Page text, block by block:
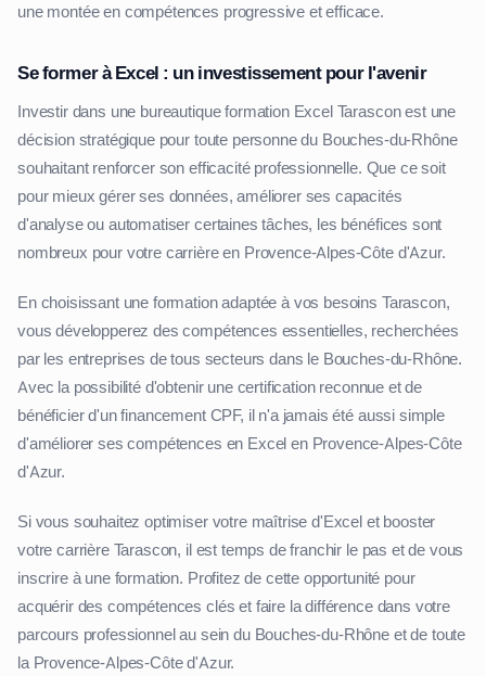
une montée en compétences progressive et efficace.
Se former à Excel : un investissement pour l'avenir
Investir dans une bureautique formation Excel Tarascon est une
décision stratégique pour toute personne du Bouches-du-Rhône
souhaitant renforcer son efficacité professionnelle. Que ce soit
pour mieux gérer ses données, améliorer ses capacités
d'analyse ou automatiser certaines tâches, les bénéfices sont
nombreux pour votre carrière en Provence-Alpes-Côte d'Azur.
En choisissant une formation adaptée à vos besoins Tarascon,
vous développerez des compétences essentielles, recherchées
par les entreprises de tous secteurs dans le Bouches-du-Rhône.
Avec la possibilité d'obtenir une certification reconnue et de
bénéficier d'un financement CPF, il n'a jamais été aussi simple
d'améliorer ses compétences en Excel en Provence-Alpes-Côte
d'Azur.
Si vous souhaitez optimiser votre maîtrise d'Excel et booster
votre carrière Tarascon, il est temps de franchir le pas et de vous
inscrire à une formation. Profitez de cette opportunité pour
acquérir des compétences clés et faire la différence dans votre
parcours professionnel au sein du Bouches-du-Rhône et de toute
la Provence-Alpes-Côte d'Azur.